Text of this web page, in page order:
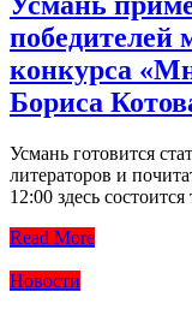
победителей
конкурса
Бориса
Усмань готовится
литераторов и
12:00 здесь
Read More
Новости